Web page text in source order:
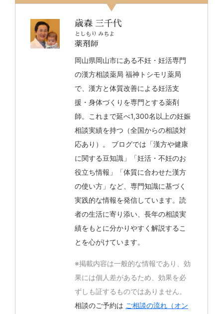
歳森 三千代
としもり みちよ
薬剤師
岡山県岡山市にある不妊・妊活専門
の漢方相談薬局 福神トシモリ薬局
で、漢方と体質改善による妊活支
援・身体づくりを専門とする薬剤
師。これまで延べ1,300名以上の妊娠
相談実績を持つ（全国からの相談対
応あり）。 ブログでは「漢方や健康
に関する豆知識」「妊活・不妊のお
役立ち情報」「体質に合わせた漢方
の使い方」など、専門知識に基づく
実践的な情報を発信しています。読
者の生活に寄り添い、長年の相談実
績をもとに分かりやすく解説するこ
とを心がけています。
※掲載内容は一般的な情報であり、効
果には個人差があるため、効果を必
ずしも証するものではありません。
相談のご予約は ご相談の流れ（オン